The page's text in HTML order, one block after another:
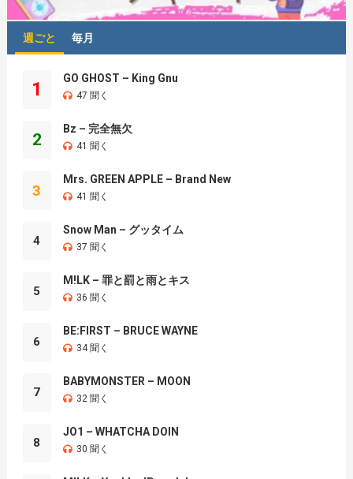
週ごと 毎月
1
GO GHOST – King Gnu
47 聞く
2
Bz – 完全無欠
41 聞く
3
Mrs. GREEN APPLE – Brand New
41 聞く
4
Snow Man – グッタイム
37 聞く
5
M!LK – 罪と罰と雨とキス
36 聞く
6
BE:FIRST – BRUCE WAYNE
34 聞く
7
BABYMONSTER – MOON
32 聞く
8
JO1 – WHATCHA DOIN
30 聞く